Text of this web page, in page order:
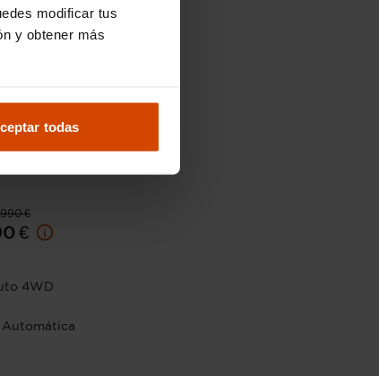
modificar tus
y obtener más
todas
€
€
4WD
Automática